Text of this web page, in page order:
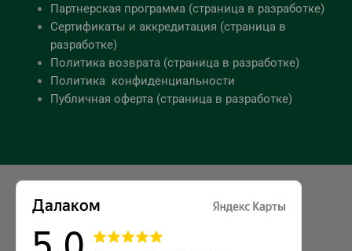
Партнерская программа (страница в разработке)
Сертификаты и аккредитация (страница в
разработке)
Политика возврата (страница в разработке)
Политика конфиденциальности
Публичная оферта (страница в разработке)